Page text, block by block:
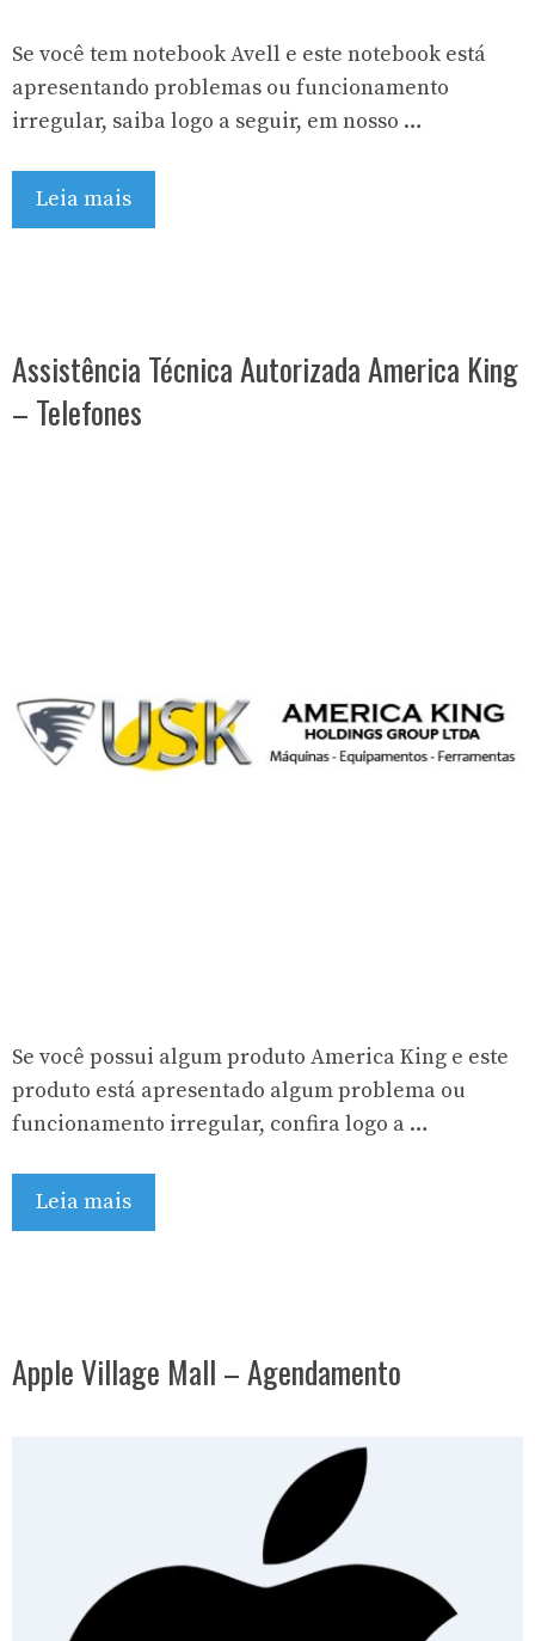
Se você tem notebook Avell e este notebook está
apresentando problemas ou funcionamento
irregular, saiba logo a seguir, em nosso …
Leia mais
Assistência Técnica Autorizada America King
– Telefones
Se você possui algum produto America King e este
produto está apresentado algum problema ou
funcionamento irregular, confira logo a …
Leia mais
Apple Village Mall – Agendamento